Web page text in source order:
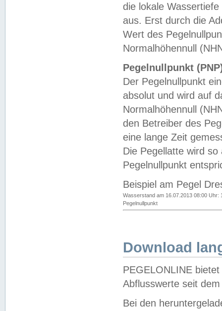
die lokale
aus. Erst durch die
Wert des
Normalhöhennull
Pegelnullpunkt
Der Pegelnullpunkt
absolut und wird auf
Normalhöhennull
den Betreiber des
eine lange Zeit
Die Pegellatte wird
Pegelnullpunkt
Beispiel am Pegel
Wasserstand am 16.07.2013 08:00 Uhr:
Pegelnullpunkt
Download
PEGELONLINE
Abflusswerte seit
Bei den